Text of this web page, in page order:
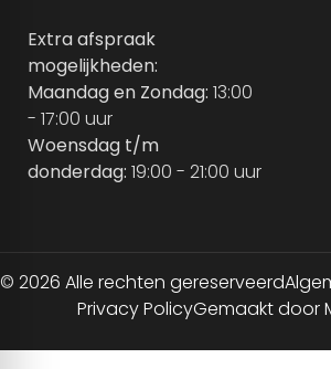
Extra afspraak
mogelijkheden:
Maandag en Zondag: 13:00
- 17:00 uur
Woensdag t/m
donderdag: 19:00 - 21:00 uur
© 2026 Alle rechten gereserveerd
Privacy PolicyGemaakt door